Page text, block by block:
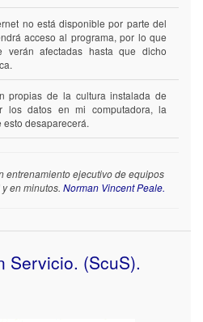
no está disponible por parte del
acceso al programa, por lo que
verán afectadas hasta que dicho
propias de la cultura instalada de
los datos en mi computadora, la
desaparecerá.
entrenamiento ejecutivo de equipos
en minutos. Norman Vincent Peale.
Servicio. (ScuS).